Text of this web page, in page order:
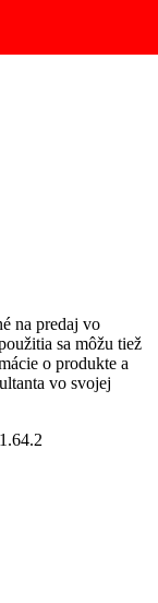
na predaj vo
sa môžu tiež
o produkte a
vo svojej
1.64.2